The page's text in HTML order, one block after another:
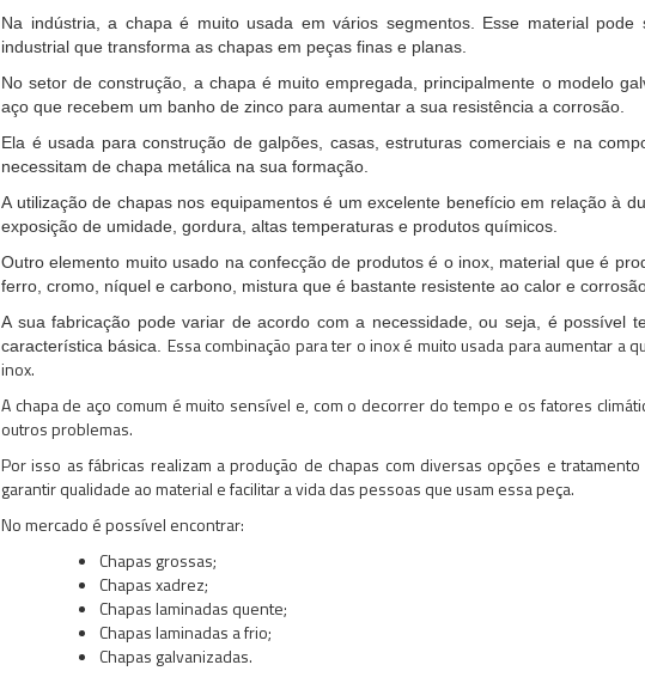
Na indústria, a chapa é muito usada em vários segmentos. Esse material
industrial que transforma as chapas em peças finas e planas.
No setor de construção, a chapa é muito empregada, principalmente o modelo
aço que recebem um banho de zinco para aumentar a sua resistência a corrosão.
Ela é usada para construção de galpões, casas, estruturas comerciais e na
necessitam de chapa metálica na sua formação.
A utilização de chapas nos equipamentos é um excelente benefício em relação à
exposição de umidade, gordura, altas temperaturas e produtos químicos.
Outro elemento muito usado na confecção de produtos é o inox, material que é
ferro, cromo, níquel e carbono, mistura que é bastante resistente ao calor e
A sua fabricação pode variar de acordo com a necessidade, ou seja, é possível
característica básica. Essa combinação para ter o inox é muito usada para aumentar a
inox.
A chapa de aço comum é muito sensível e, com o decorrer do tempo e os fatores
outros problemas.
Por isso as fábricas realizam a produção de chapas com diversas opções e
garantir qualidade ao material e facilitar a vida das pessoas que usam essa peça.
No mercado é possível encontrar:
Chapas grossas;
Chapas xadrez;
Chapas laminadas quente;
Chapas laminadas a frio;
Chapas galvanizadas.